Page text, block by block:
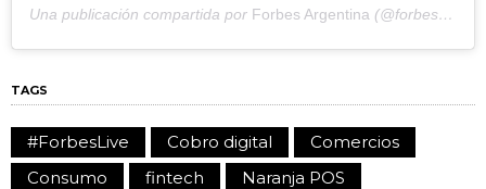
Una publicación compartida por Forbes Argentina (@forbesargentina) el
TAGS
#ForbesLive Cobro digital
Comercios
Consumo
fintech
Naranja POS